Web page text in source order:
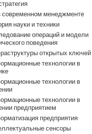
современном менеджменте
науки и техники
операций и модели
поведения
открытых ключей
технологии в
технологии в
технологии в
предприятием
предприятия
сенсоры